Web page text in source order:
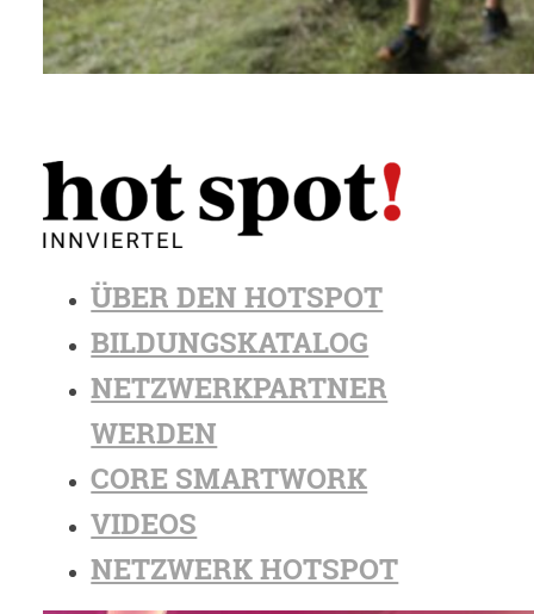
ÜBER DEN HOTSPOT
BILDUNGSKATALOG
NETZWERKPARTNER
WERDEN
CORE SMARTWORK
VIDEOS
NETZWERK HOTSPOT